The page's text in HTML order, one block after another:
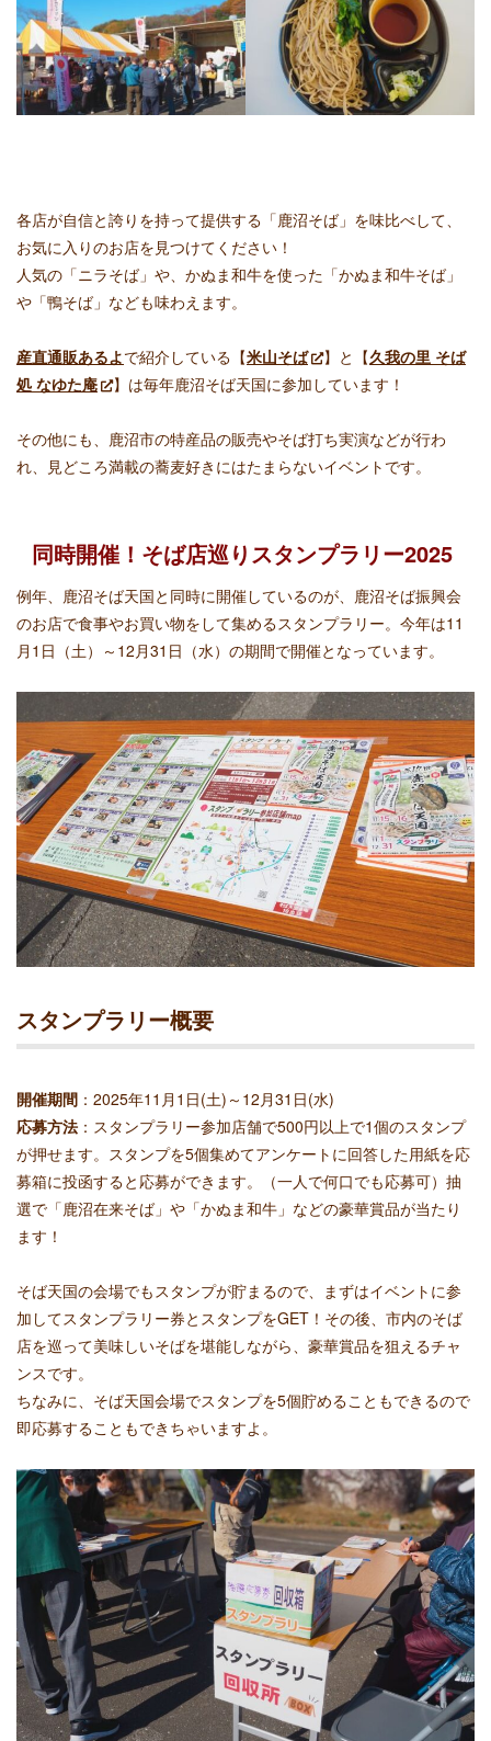
各店が自信と誇りを持って提供する「鹿沼そば」を味比べして、
お気に入りのお店を見つけてください！
人気の「ニラそば」や、かぬま和牛を使った「かぬま和牛そば」
や「鴨そば」なども味わえます。
産直通販あるよで紹介している【米山そば 】と【久我の里 そば
処 なゆた庵
】は毎年鹿沼そば天国に参加しています！
その他にも、鹿沼市の特産品の販売やそば打ち実演などが行わ
れ、見どころ満載の蕎麦好きにはたまらないイベントです。
同時開催！そば店巡りスタンプラリー2025
例年、鹿沼そば天国と同時に開催しているのが、鹿沼そば振興会
のお店で食事やお買い物をして集めるスタンプラリー。今年は11
月1日（土）～12月31日（水）の期間で開催となっています。
スタンプラリー概要
開催期間 ：2025年11月1日(土)～12月31日(水)
応募方法 ：スタンプラリー参加店舗で500円以上で1個のスタンプ
が押せます。スタンプを5個集めてアンケートに回答した用紙を応
募箱に投函すると応募ができます。（一人で何口でも応募可）抽
選で「鹿沼在来そば」や「かぬま和牛」などの豪華賞品が当たり
ます！
そば天国の会場でもスタンプが貯まるので、まずはイベントに参
加してスタンプラリー券とスタンプをGET！その後、市内のそば
店を巡って美味しいそばを堪能しながら、豪華賞品を狙えるチャ
ンスです。
ちなみに、そば天国会場でスタンプを5個貯めることもできるので
即応募することもできちゃいますよ。